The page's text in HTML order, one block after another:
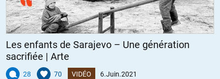
Les enfants de Sarajevo – Une génération
sacrifiée | Arte
28 70 VIDÉO 6.Juin.2021